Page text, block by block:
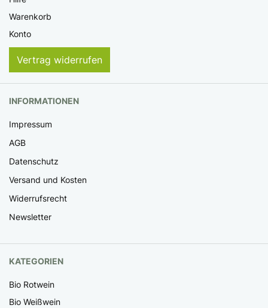
Warenkorb
Konto
Vertrag widerrufen
INFORMATIONEN
Impressum
AGB
Datenschutz
Versand und Kosten
Widerrufsrecht
Newsletter
KATEGORIEN
Bio Rotwein
Bio Weißwein